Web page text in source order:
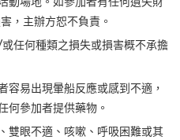
，主辦方恕不負責。
或任何種類之損失或損害概不承擔
容易出現暈船反應或感到不適，
何參加者提供藥物。
雙眼不適、咳嗽、呼吸困難或其